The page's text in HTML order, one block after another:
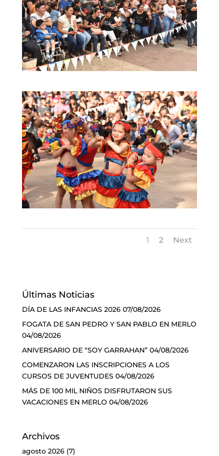
1 2 Next
Últimas Noticias
DÍA DE LAS INFANCIAS 2026 07/08/2026
FOGATA DE SAN PEDRO Y SAN PABLO EN MERLO
04/08/2026
ANIVERSARIO DE “SOY GARRAHAN” 04/08/2026
COMENZARON LAS INSCRIPCIONES A LOS
CURSOS DE JUVENTUDES 04/08/2026
MÁS DE 100 MIL NIÑOS DISFRUTARON SUS
VACACIONES EN MERLO 04/08/2026
Archivos
agosto 2026(7)